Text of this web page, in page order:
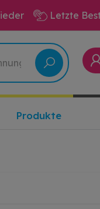
Letzte
Produkte